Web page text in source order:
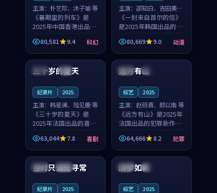
主演： 朴艺珍、沐子瑜 等
《暑期里的列车》是
2025年中国香港出品的
科幻新作，主创团队希
望用城市夜归人的故事
让观众停下来想一想。
朴艺珍领衔，沐子瑜担
任重要角色，郑书延的
80,581 9.4 科幻
主演： 邵知白、吉田美琴
等
《一封来自首尔的信》
是2025年韩国出品的动
漫新作，主创团队希望
用高考往事的故事让观
众停下来想一想。邵知
重要角色，谢承南的
80,669 9.0 动漫
法国 4K
三十岁的夏天
纪录片 2025
主演： 韩星澜、陆见鹿 等
《三十岁的夏天》是
2025年法国出品的喜剧
新作，主创团队希望用
深夜电台的故事让观众
停下来想一想。韩星澜
角色，山田纯一的叙事
63,044 7.8 喜剧
法国 独播
远方有山
综艺 2025
主演： 赵砚青、颜以南 等
《远方有山》是2025年
法国出品的犯罪新作，
主创团队希望用高校追
梦的故事让观众停下来
想一想。赵砚青领衔，
颜以南担任重要角色，
山田纯一的叙事节奏
64,666 8.2 犯罪
泰国 杜比
当时只道是寻常
纪录片 2025
中国 高分
旧梦如新
综艺 2025